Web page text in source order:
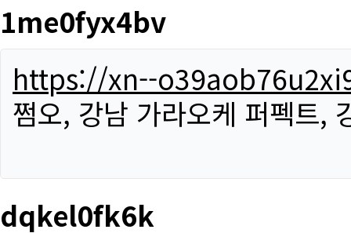
1me0fyx4bv
https://xn--
쩜오, 강남 가라오케 퍼펙트,
dqkel0fk6k